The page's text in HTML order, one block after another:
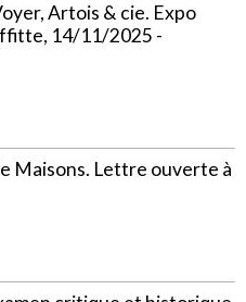
Artois & cie. Expo
14/11/2025 -
Maisons. Lettre ouverte à